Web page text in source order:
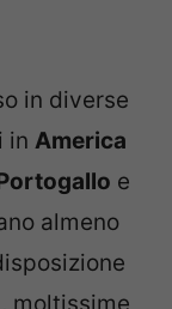
in diverse
in America
e
almeno
moltissime